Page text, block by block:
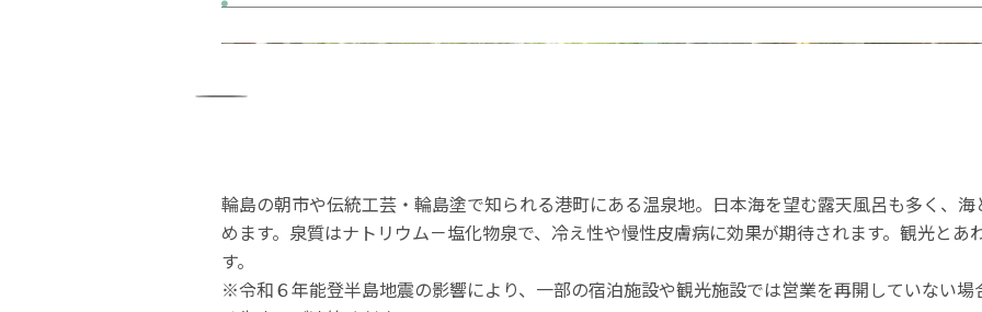
輪島の朝市や伝統工芸・輪島塗で知られる港町にある温泉地。日本海を望む露天風呂も多く、
めます。泉質はナトリウム－塩化物泉で、冷え性や慢性皮膚病に効果が期待されます。観光と
す。
※令和６年能登半島地震の影響により、一部の宿泊施設や観光施設では営業を再開していない